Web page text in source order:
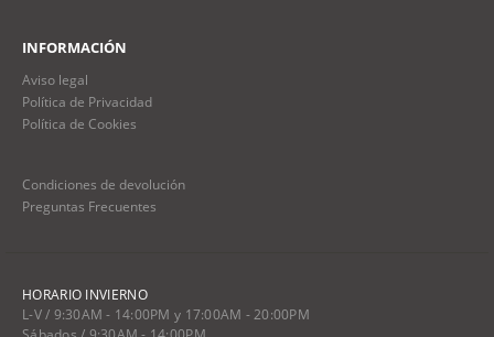
INFORMACIÓN
Aviso legal
Política de Privacidad
Política de Cookies
Condiciones de devolución
Preguntas Frecuentes
HORARIO INVIERNO
L-V / 9:30AM - 14:00PM y 17:00AM - 20:00PM
Sábados / 9:30AM - 14:00PM